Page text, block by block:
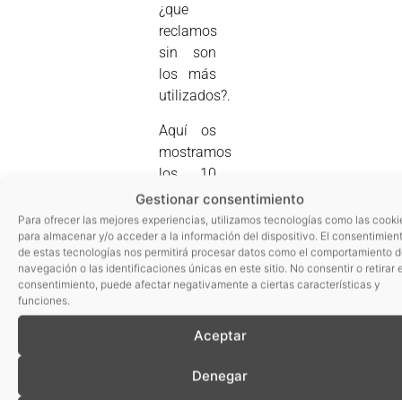
Gestionar consentimiento
Para ofrecer las mejores experiencias, utilizamos tecnologías como las
para almacenar y/o acceder a la información del dispositivo. El
de estas tecnologías nos permitirá procesar datos como el comportamiento
navegación o las identificaciones únicas en este sitio. No consentir o retirar
consentimiento, puede afectar negativamente a ciertas características y
funciones.
Aceptar
Denegar
¿que
reclamos
sin son
los más
utilizados?.
Aquí os
mostramos
los 10
sin más
utilizados
en el
lanzamiento
de
alimentación
a nivel